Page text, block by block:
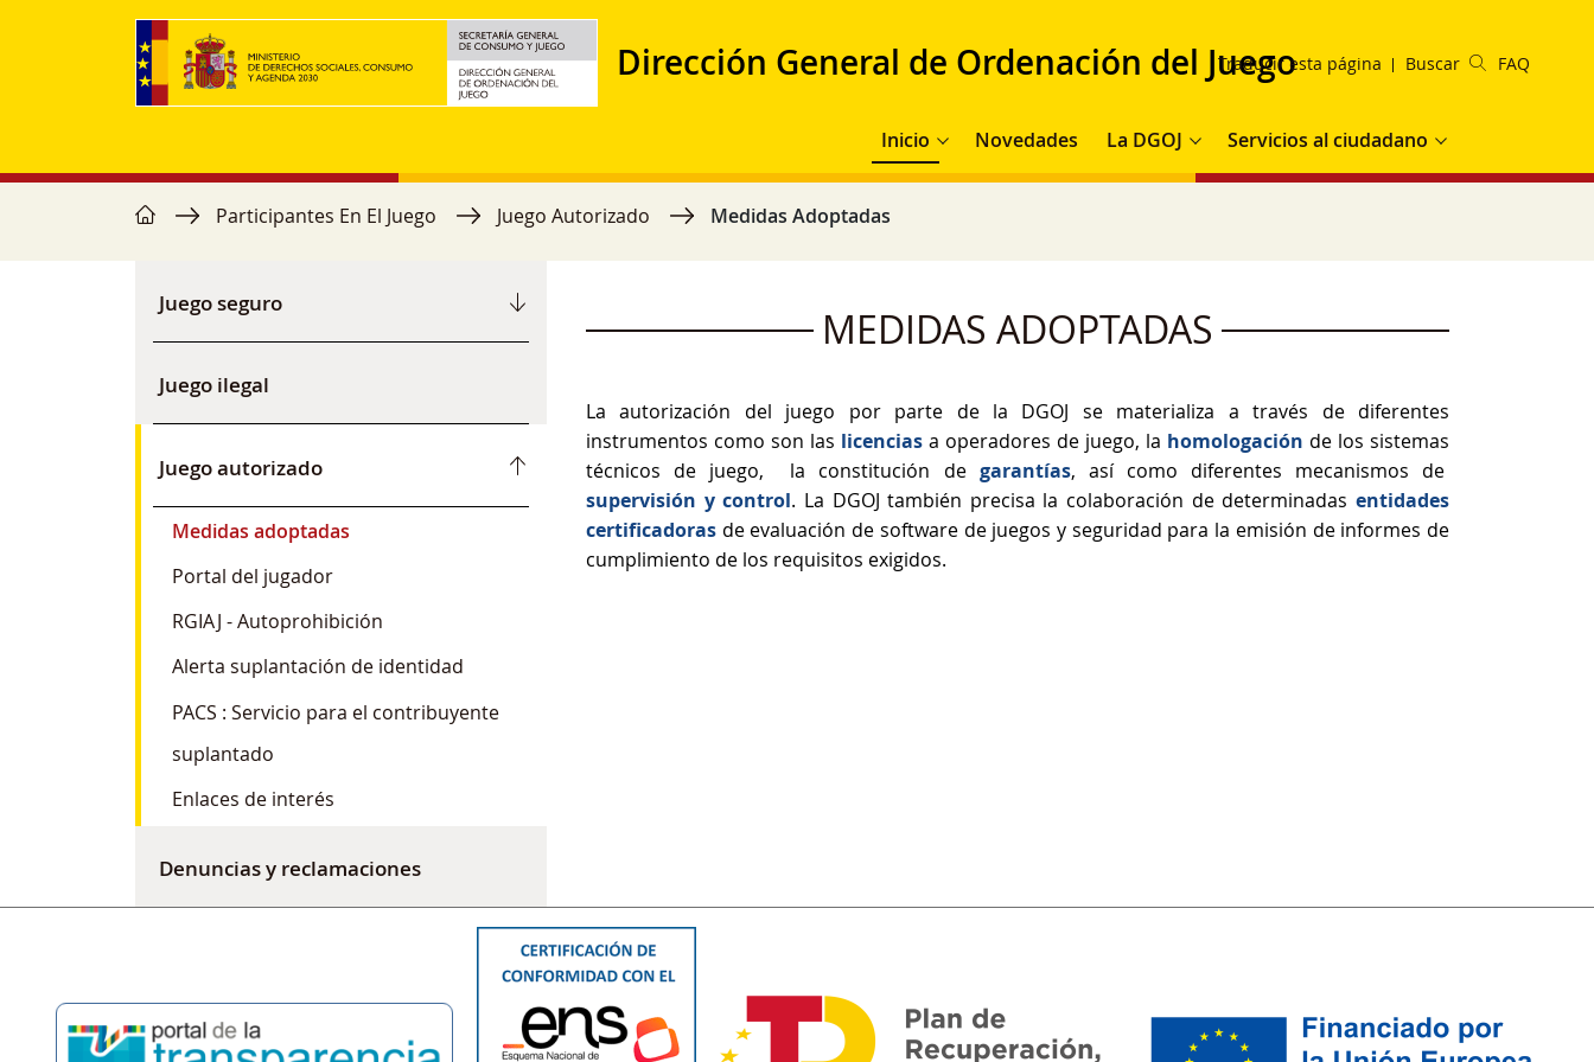
Pasar al contenido principal
Dirección General de Ordenación del JuegoTraducir esta página Buscar FAQ
Navegación principal
Inicio Novedades La DGOJ Servicios al ciudadano
Ruta de navegación
home Participantes En El Juego Juego Autorizado Medidas Adoptadas
Juego seguro
Juego ilegal
Juego autorizado
Medidas adoptadas
Portal del jugador
RGIAJ - Autoprohibición
Alerta suplantación de identidad
PACS : Servicio para el contribuyente
suplantado
Enlaces de interés
Denuncias y reclamaciones
MEDIDAS ADOPTADAS
La autorización del juego por parte de la DGOJ se materializa a través de diferentes
instrumentos como son las licencias a operadores de juego, la homologación de los sistemas
técnicos de juego, la constitución de garantías, así como diferentes mecanismos de
supervisión y control. La DGOJ también precisa la colaboración de determinadasentidades
certificadoras de evaluación de software de juegos y seguridad para la emisión de informes de
cumplimiento de los requisitos exigidos.